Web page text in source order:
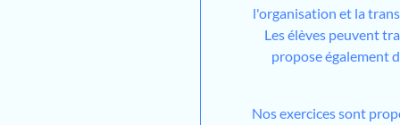
l'organisation et la
Les élèves peuvent
propose également
Nos exercices sont